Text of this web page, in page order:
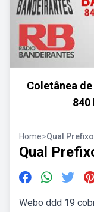
Coletânea
840
Home>Qual
Qual
Webo ddd 19